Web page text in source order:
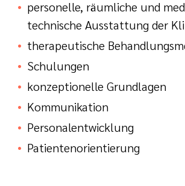
personelle, räumliche und
technische Ausstattung der
therapeutische
Schulungen
konzeptionelle Grundlagen
Kommunikation
Personalentwicklung
Patientenorientierung